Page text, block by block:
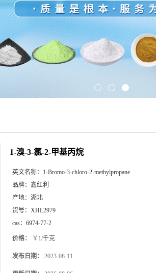
1-溴-3-氯-2-甲基丙烷
英文名称： 1-Bromo-3-chloro-2-methylpropane
品牌： 鑫红利
产地： 湖北
货号： XHL2979
cas： 6974-77-2
价格： ￥1/千克
发布日期： 2023-08-11